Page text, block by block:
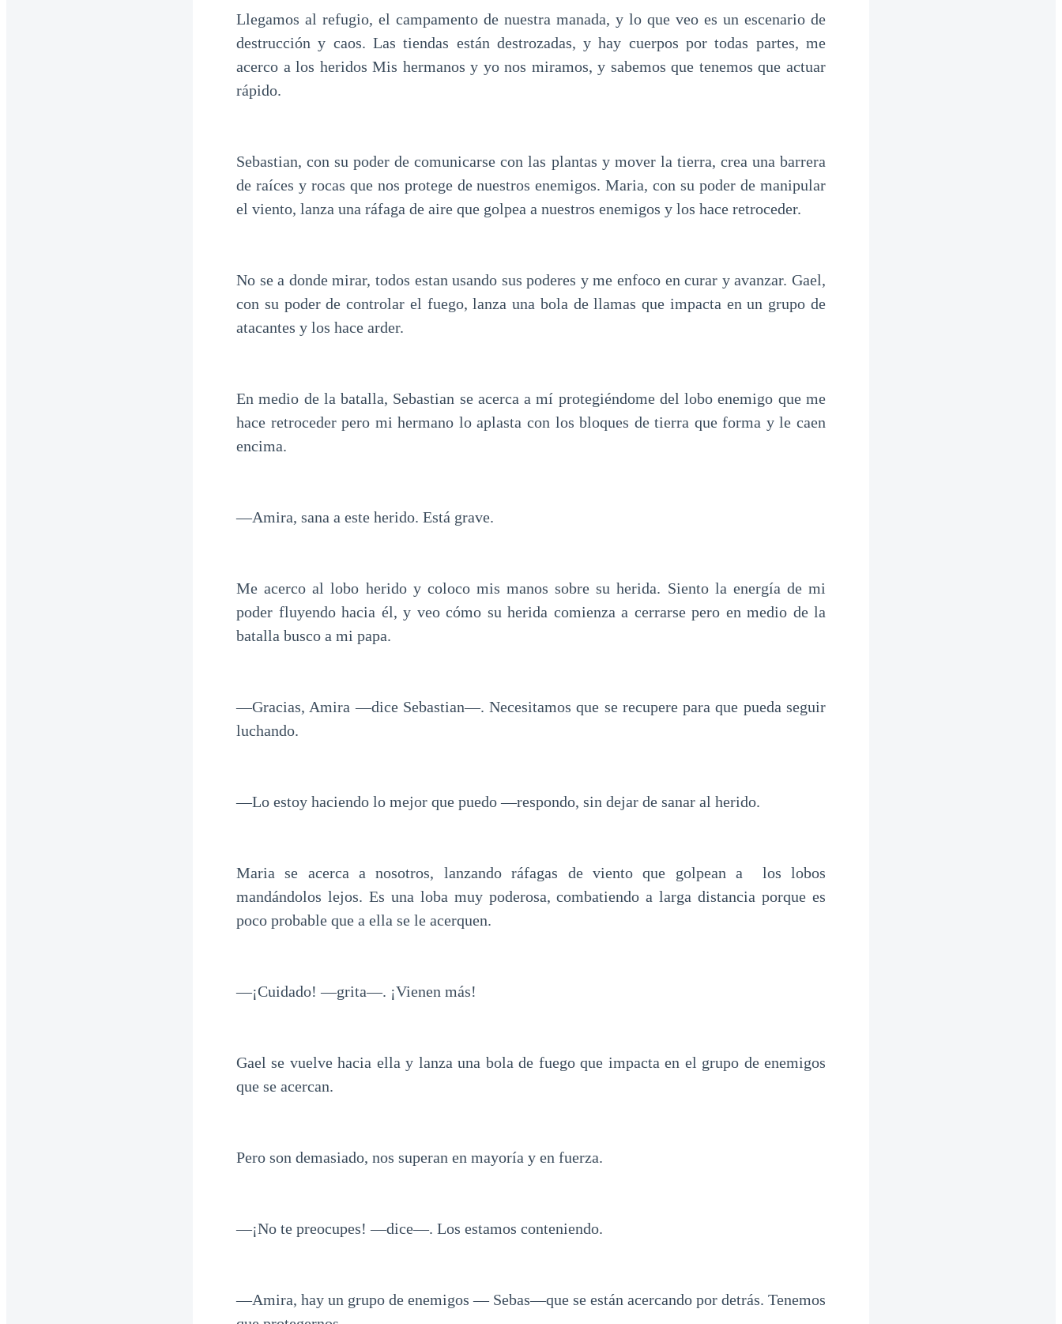
Llegamos al refugio, el campamento de nuestra manada, y lo que veo es un escenario de
destrucción y caos. Las tiendas están destrozadas, y hay cuerpos por todas partes, me
acerco a los heridos Mis hermanos y yo nos miramos, y sabemos que tenemos que actuar
rápido.
Sebastian, con su poder de comunicarse con las plantas y mover la tierra, crea una barrera
de raíces y rocas que nos protege de nuestros enemigos. Maria, con su poder de manipular
el viento, lanza una ráfaga de aire que golpea a nuestros enemigos y los hace retroceder.
No se a donde mirar, todos estan usando sus poderes y me enfoco en curar y avanzar. Gael,
con su poder de controlar el fuego, lanza una bola de llamas que impacta en un grupo de
atacantes y los hace arder.
En medio de la batalla, Sebastian se acerca a mí protegiéndome del lobo enemigo que me
hace retroceder pero mi hermano lo aplasta con los bloques de tierra que forma y le caen
encima.
—Amira, sana a este herido. Está grave.
Me acerco al lobo herido y coloco mis manos sobre su herida. Siento la energía de mi
poder fluyendo hacia él, y veo cómo su herida comienza a cerrarse pero en medio de la
batalla busco a mi papa.
—Gracias, Amira —dice Sebastian—. Necesitamos que se recupere para que pueda seguir
luchando.
—Lo estoy haciendo lo mejor que puedo —respondo, sin dejar de sanar al herido.
Maria se acerca a nosotros, lanzando ráfagas de viento que golpean a los lobos
mandándolos lejos. Es una loba muy poderosa, combatiendo a larga distancia porque es
poco probable que a ella se le acerquen.
—¡Cuidado! —grita—. ¡Vienen más!
Gael se vuelve hacia ella y lanza una bola de fuego que impacta en el grupo de enemigos
que se acercan.
Pero son demasiado, nos superan en mayoría y en fuerza.
—¡No te preocupes! —dice—. Los estamos conteniendo.
—Amira, hay un grupo de enemigos — Sebas—que se están acercando por detrás. Tenemos